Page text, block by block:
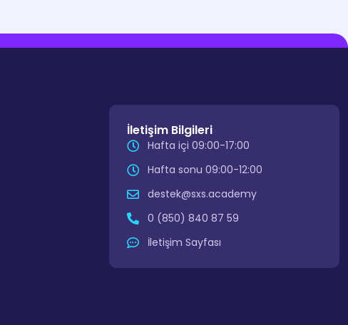
İletişim Bilgileri
Hafta içi 09:00-17:00
Hafta sonu 09:00-12:00
destek@sxs.academy
0 (850) 840 87 59
İletişim Sayfası